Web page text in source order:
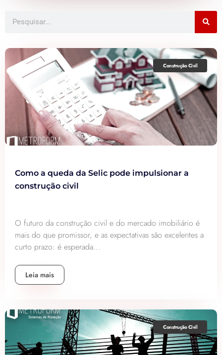
Construção Civil
Como a queda da Selic pode impulsionar a
construção civil
O futuro da construção civil e do mercado imobiliário é
mais do que promissor, e as expectativas são excelentes a
curto prazo: é esperada...
Leia mais
Construção Civil